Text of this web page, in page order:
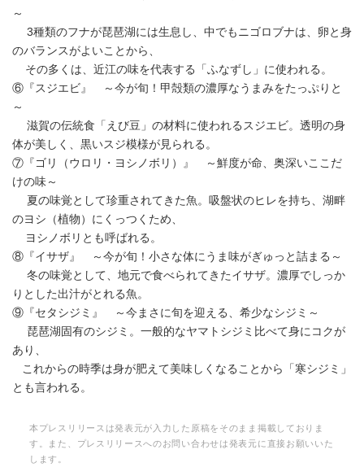
～
3種類のフナが琵琶湖には生息し、中でもニゴロブナは、卵と身
のバランスがよいことから、
その多くは、近江の味を代表する「ふなずし」に使われる。
⑥『スジエビ』 ～今が旬！甲殻類の濃厚なうまみをたっぷりと
～
滋賀の伝統食「えび豆」の材料に使われるスジエビ。透明の身
体が美しく、黒いスジ模様が見られる。
⑦『ゴリ（ウロリ・ヨシノボリ）』 ～鮮度が命、奥深いここだ
けの味～
夏の味覚として珍重されてきた魚。吸盤状のヒレを持ち、湖畔
のヨシ（植物）にくっつくため、
ヨシノボリとも呼ばれる。
⑧『イサザ』 ～今が旬！小さな体にうま味がぎゅっと詰まる～
冬の味覚として、地元で食べられてきたイサザ。濃厚でしっか
りとした出汁がとれる魚。
⑨『セタシジミ』 ～今まさに旬を迎える、希少なシジミ～
琵琶湖固有のシジミ。一般的なヤマトシジミ比べて身にコクが
あり、
これからの時季は身が肥えて美味しくなることから「寒シジミ」
とも言われる。
本プレスリリースは発表元が入力した原稿をそのまま掲載しておりま
す。また、プレスリリースへのお問い合わせは発表元に直接お願いいた
します。